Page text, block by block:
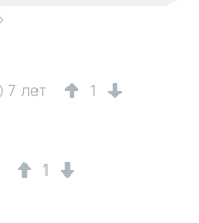
7 лет 1
1